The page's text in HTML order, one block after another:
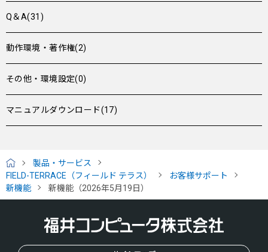
Q＆A(31)
動作環境・著作権(2)
その他・環境設定(0)
マニュアルダウンロード(17)
H
O
製品・サービス
FIELD-TERRACE（フィールド テラス）
お客様サポート
新機能
新機能（2026年5月19日）